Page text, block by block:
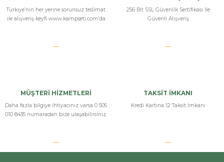
Türkiye’nin her yerine sorunsuz teslimat
ile alışveriş keyfi www.kampseti.com’da
256 Bit SSL Güvenlik Sertifikası İle
Güvenli Alışveriş
MÜŞTERİ HİZMETLERİ
Daha fazla bilgiye ihtiyacınız varsa 0 505
010 8435 numaradan bize ulaşabilirsiniz.
TAKSİT İMKANI
Kredi Kartına 12 Taksit İmkanı